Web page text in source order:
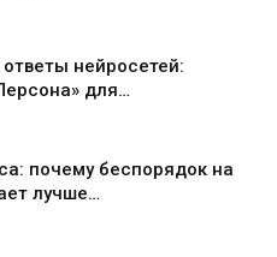
нейросетей:
для…
почему беспорядок на
лучше…